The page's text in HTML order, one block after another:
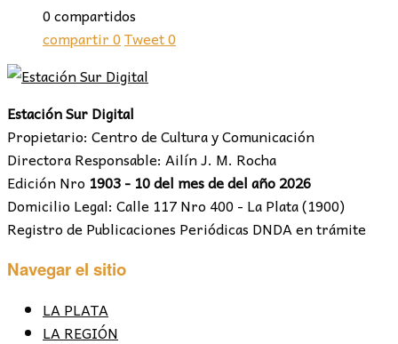
0 compartidos
compartir0Tweet0
Estación Sur Digital
Propietario: Centro de Cultura y Comunicación
Directora Responsable: Ailín J. M. Rocha
Edición Nro 1903 - 10 del mes de del año 2026
Domicilio Legal: Calle 117 Nro 400 - La Plata (1900)
Registro de Publicaciones Periódicas DNDA en trámite
Navegar el sitio
LA PLATA
LA REGIÓN